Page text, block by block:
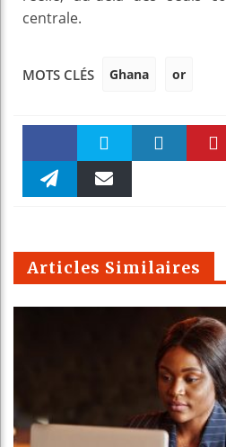
centrale.
MOTS CLÉS Ghana or
Faceboo Twitter
m
Articles Similaires